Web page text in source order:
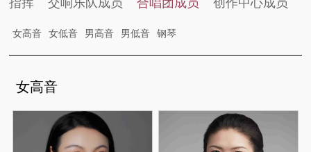
指挥 交响乐队成员 合唱团成员 创作中心成员
女高音 女低音 男高音 男低音 钢琴
女高音